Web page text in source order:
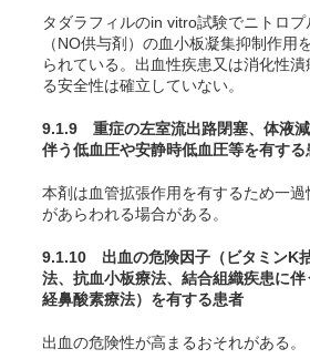
タダラフィルのin vitro試験でニトロプ
（NO供与剤）の血小板凝集抑制作用
られている。出血性疾患又は消化性
る安全性は確立していない。
9.1.9 重症の左室流出路閉塞、体液
伴う低血圧や安静時低血圧等を有する
本剤は血管拡張作用を有するため一
があらわれる場合がある。
9.1.10 出血の危険因子（ビタミンK
法、抗血小板療法、結合組織疾患に伴
経鼻酸素療法）を有する患者
出血の危険性が高まるおそれがある。